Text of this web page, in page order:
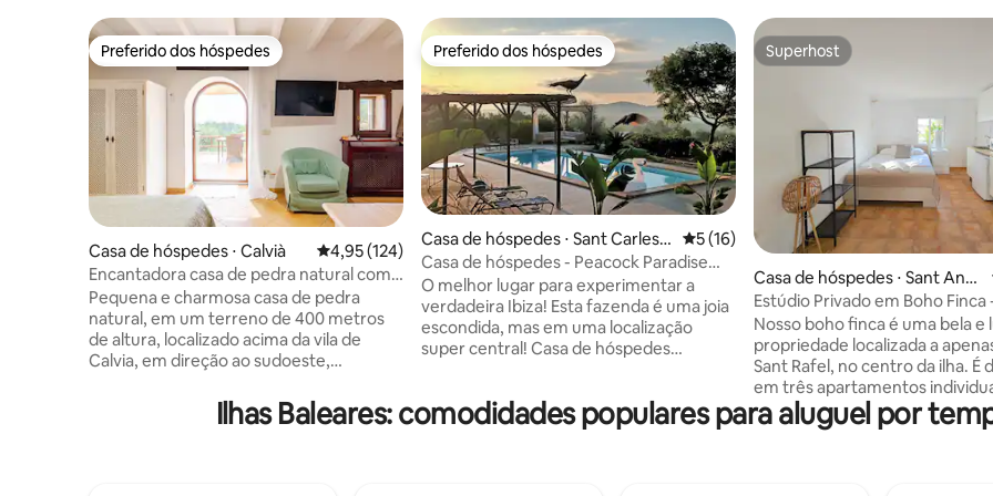
Preferido dos hóspedes
Preferido dos hóspedes
Casa de hóspedes ⋅ Calvià 4,95 de uma avaliação média de 5, 124 avaliações
4,95 (124)
Encantadora casa de pedra natural com
vista para o mar/montanha
Pequena e charmosa casa de pedra
natural, em um terreno de 400 metros
de altura, localizado acima da vila de
Calvia, em direção ao sudoeste,
natural/patrimônio mundial da Serra de
Preferido dos hóspedes
Preferido dos hóspedes
Casa de hóspedes ⋅ Sant Carles d
e Peralta
5 de uma avaliação média de 5, 16
5 (16)
Casa de hóspedes - Peacock Paradise
Ibiza
O melhor lugar para experimentar a
verdadeira Ibiza! Esta fazenda é uma joia
escondida, mas em uma localização
super central! Casa de hóspedes
com uma acomodação de 125 m², para 6
pessoas, e uma área externa de 4
Superhost
Superhost
Casa de hóspedes ⋅ Sant Anto
ni de Portmany
Estúdio Privado em Boho
Sófia
Nosso boho finca é uma bela e
propriedade localizada a
Sant Rafel, no centro da ilha. É
em três apartamentos
entradas independentes. O
APARTAMENTO "SOFIA" fica no
Ilhas Baleares: comodidades populares para aluguel por